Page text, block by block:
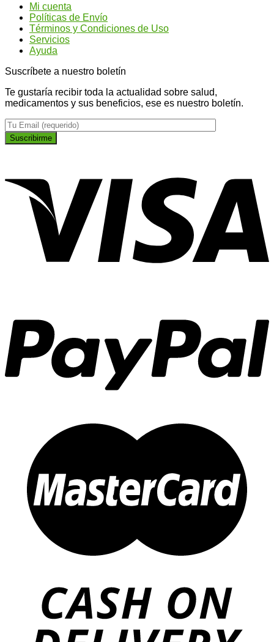
Ginseng?
Mi cuenta
Políticas de Envío
Términos y Condiciones de Uso
Servicios
Ayuda
Suscríbete a nuestro boletín
Te gustaría recibir toda la actualidad sobre salud,
medicamentos y sus beneficios, ese es nuestro boletín.